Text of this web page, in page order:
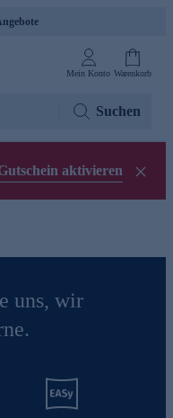
Mein Konto Warenkorb
Suchen
aktivieren
uns, wir